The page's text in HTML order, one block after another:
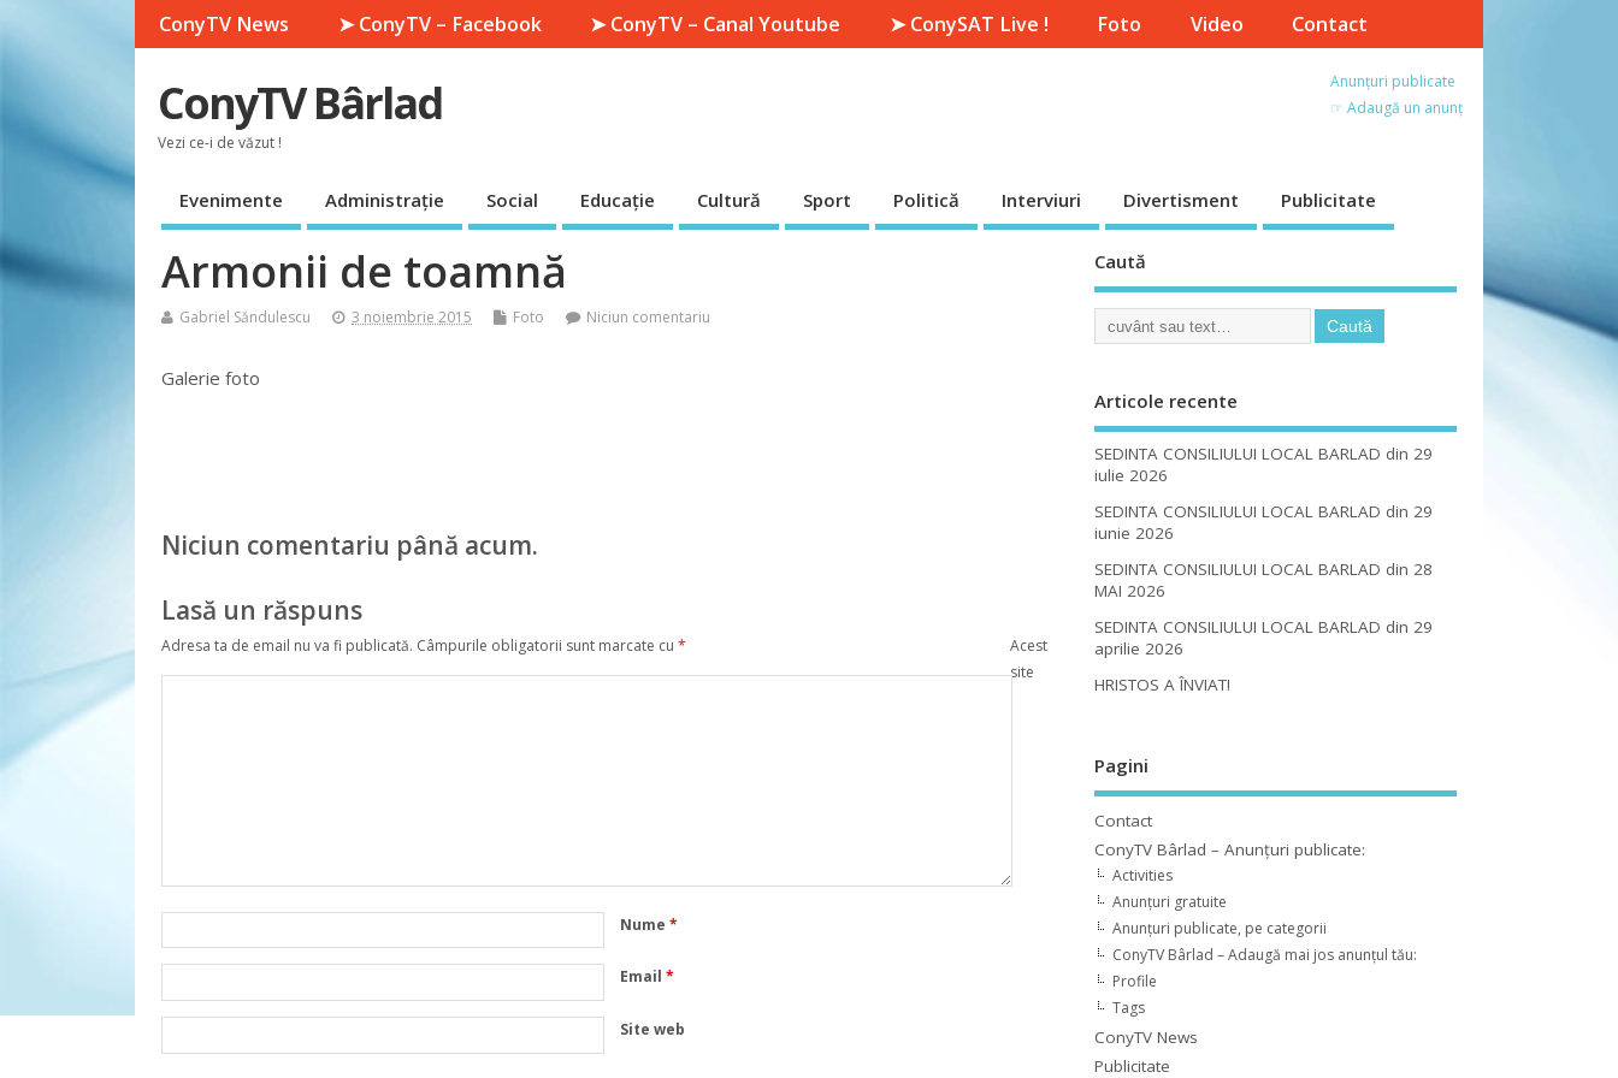
ConyTV News ➤ ConyTV – Facebook ➤ ConyTV – Canal Youtube ➤ ConySAT Live ! Foto Video Contact
ConyTV Bârlad
Vezi ce-i de văzut !
Anunțuri publicate
☞ Adaugă un anunț
Evenimente Administrație Social Educație Cultură Sport Politică Interviuri Divertisment Publicitate
Armonii de toamnă
Gabriel Săndulescu 3 noiembrie 2015 Foto Niciun comentariu
Galerie foto
Niciun comentariu până acum.
Lasă un răspuns
Adresa ta de email nu va fi publicată. Câmpurile obligatorii sunt marcate cu*
Nume*
Email*
Site web
Acest
site
Caută
Articole recente
SEDINTA CONSILIULUI LOCAL BARLAD din 29
iulie 2026
SEDINTA CONSILIULUI LOCAL BARLAD din 29
iunie 2026
SEDINTA CONSILIULUI LOCAL BARLAD din 28
MAI 2026
SEDINTA CONSILIULUI LOCAL BARLAD din 29
aprilie 2026
HRISTOS A ÎNVIAT!
Pagini
Contact
ConyTV Bârlad – Anunțuri publicate:
Activities
Anunțuri gratuite
Anunțuri publicate, pe categorii
ConyTV Bârlad – Adaugă mai jos anunțul tău:
Profile
Tags
ConyTV News
Publicitate